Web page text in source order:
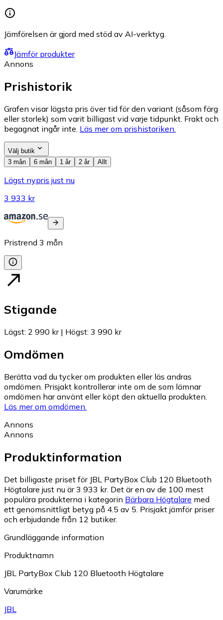
Jämförelsen är gjord med stöd av AI-verktyg.
Jämför produkter
Annons
Prishistorik
Grafen visar lägsta pris över tid för den variant (såsom färg
eller storlek) som varit billigast vid varje tidpunkt. Frakt och
begagnat ingår inte. Läs mer om prishistoriken.
Välj butik
3 mån
6 mån 1 år 2 år Allt
Lägst nypris just nu
3 933 kr
Pristrend 3 mån
Stigande
Lägst: 2 990 kr| Högst: 3 990 kr
Omdömen
Berätta vad du tycker om produkten eller läs andras
omdömen. Prisjakt kontrollerar inte om de som lämnar
omdömen har använt eller köpt den aktuella produkten.
Läs mer om omdömen.
Annons
Annons
Produktinformation
Det billigaste priset för JBL PartyBox Club 120 Bluetooth
Högtalare just nu är 3 933 kr. Det är en av de 100 mest
populära produkterna i kategorin Bärbara Högtalare med
ett genomsnittligt betyg på 4.5 av 5. Prisjakt jämför priser
och erbjudande från 12 butiker.
Grundläggande information
Produktnamn
JBL PartyBox Club 120 Bluetooth Högtalare
Varumärke
JBL